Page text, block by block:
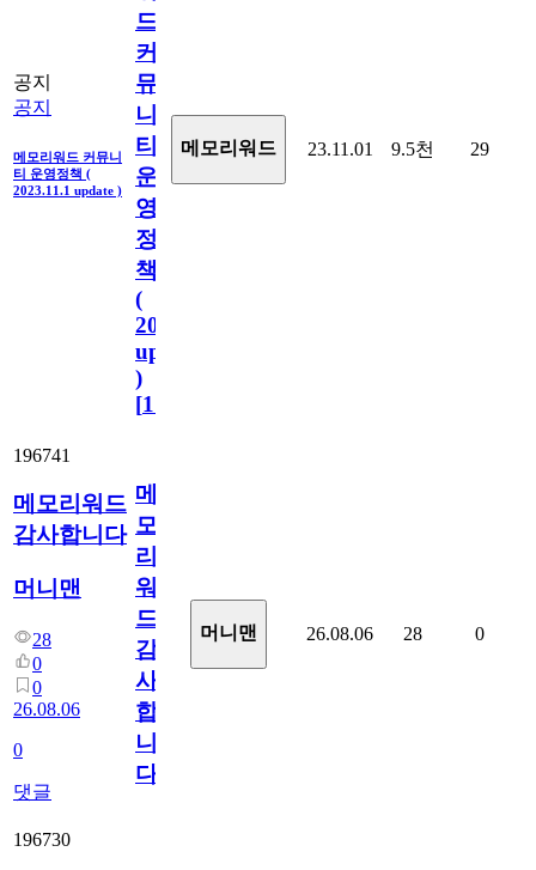
공지
공지
메모리워드 커뮤니
티 운영정책 (
2023.11.1 update )
드
커
뮤
니
티
운
영
정
책
(
2023.11.1
update
)
[110
메모리워드 23.11.01 9.5천 29
196741
메모리워드
감사합니다
머니맨
28
0
0
26.08.06
0
댓글
메
모
리
워
드
감
사
합
니
다
머니맨 26.08.06 28 0
196730